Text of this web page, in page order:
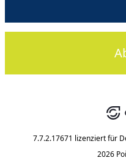
7.7.2.17671 lizenziert für
2026